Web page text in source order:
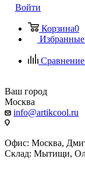
Войти
Корзина0
Сравнение
Ваш город
Москва
info@artikcool.ru
Офис: Москва,
Склад: Мытищи,